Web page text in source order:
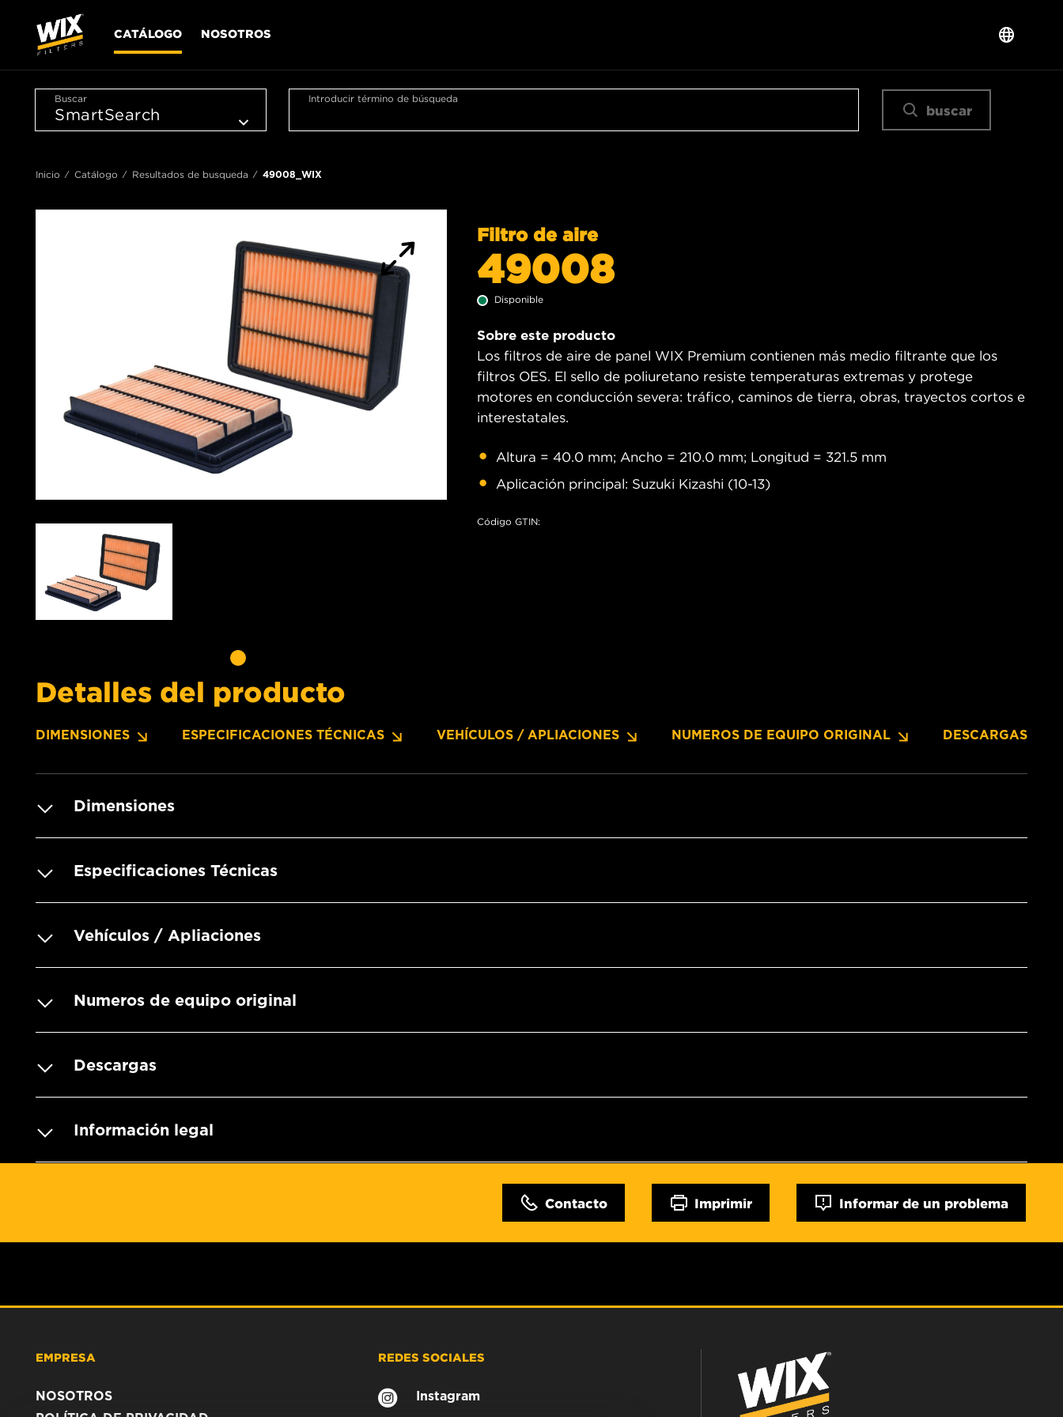
CATÁLOGO NOSOTROS
Buscar Introducir término de búsqueda
buscar
Inicio Catálogo Resultados de busqueda 49008_WIX
Filtro de aire
49008
Disponible
Sobre este producto
Los filtros de aire de panel WIX Premium contienen más medio filtrante que los
filtros OES. El sello de poliuretano resiste temperaturas extremas y protege
motores en conducción severa: tráfico, caminos de tierra, obras, trayectos cortos e
interestatales.
Altura = 40.0 mm; Ancho = 210.0 mm; Longitud = 321.5 mm
Aplicación principal: Suzuki Kizashi (10-13)
Código GTIN:
Detalles del producto
DIMENSIONES ESPECIFICACIONES TÉCNICAS VEHÍCULOS / APLIACIONES NUMEROS DE EQUIPO ORIGINAL DESCARGAS
Dimensiones
Especificaciones Técnicas
Vehículos / Apliaciones
Numeros de equipo original
Descargas
Información legal
Contacto Imprimir Informar de un problema
EMPRESA
NOSOTROS
REDES SOCIALES
Instagram